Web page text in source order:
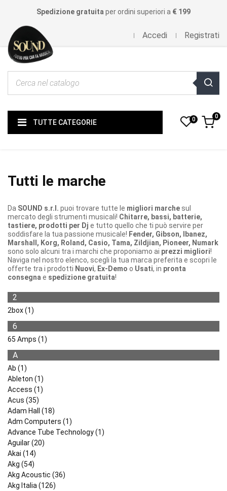
Spedizione gratuita per ordini superiori a € 199
Accedi Registrati
TUTTE CATEGORIE 0 0
Tutti le marche
Da SOUND s.r.l. puoi trovare tutte le migliori marche sul
mercato degli strumenti musicali! Chitarre, bassi, batterie,
tastiere, prodotti per Dj e tutto quello che ti può servire per
soddisfare la tua passione musicale! Fender, Gibson, Ibanez,
Marshall, Korg, Roland, Casio, Tama, Zildjian, Pioneer, Numark
sono solo alcuni tra i marchi che proponiamo ai prezzi migliori!
Naviga nel nostro elenco, scegli la tua marca preferita e scopri le
offerte tra i prodotti Nuovi, Ex-Demo o Usati, in pronta
consegna e spedizione gratuita!
2
2box (1)
6
65 Amps (1)
A
Ab (1)
Ableton (1)
Access (1)
Acus (35)
Adam Hall (18)
Adm Computers (1)
Advance Tube Technology (1)
Aguilar (20)
Akai (14)
Akg (54)
Akg Acoustic (36)
Akg Italia (126)